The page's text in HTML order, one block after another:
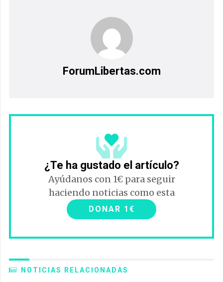
ForumLibertas.com
¿Te ha gustado el artículo?
Ayúdanos con 1€ para seguir
haciendo noticias como esta
DONAR 1€
NOTICIAS RELACIONADAS